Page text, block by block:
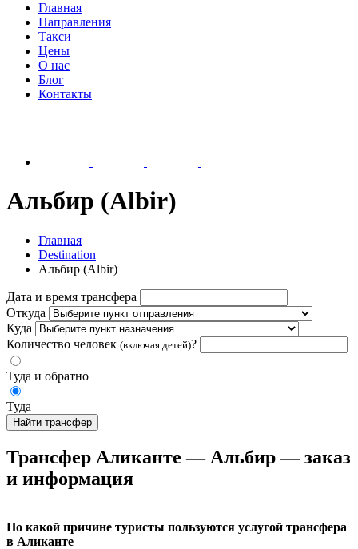
Главная
Направления
Такси
Цены
О нас
Блог
Контакты
Альбир (Albir)
Главная
Destination
Альбир (Albir)
Дата и время трансфера
Откуда
Куда
Количество человек (включая детей)?
Туда и обратно
Туда
Найти трансфер
Трансфер Аликанте — Альбир — заказ
и информация
По какой причине туристы пользуются услугой трансфера
в Аликанте